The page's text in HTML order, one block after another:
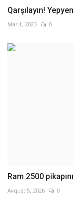
Qarşılayın!
Mar 1, 2023 0
Ram 2500
Avqust 5, 2026 0